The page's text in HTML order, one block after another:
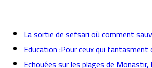
La sortie de sefsari où comment
Education :Pour ceux qui fantasment
Echouées sur les plages de